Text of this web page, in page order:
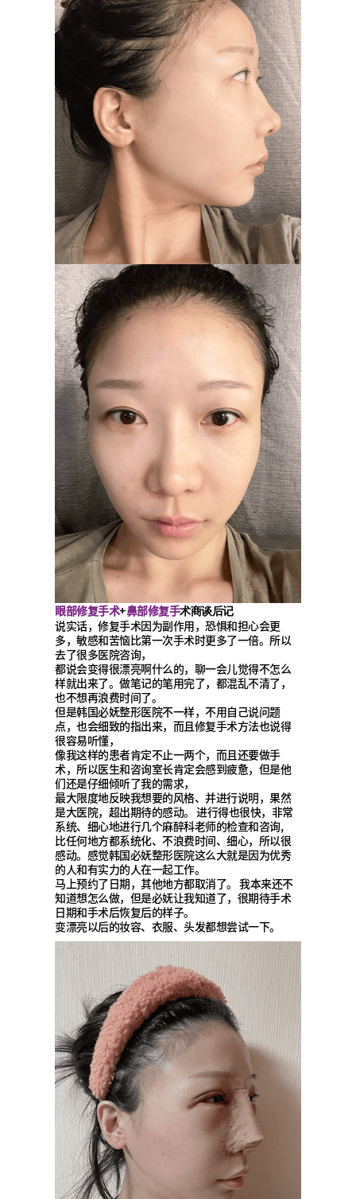
眼部修复手术+鼻部修复手术商谈后记
说实话，修复手术因为副作用，恐惧和担心会更
多，敏感和苦恼比第一次手术时更多了一倍。所以
去了很多医院咨询，
都说会变得很漂亮啊什么的，聊一会儿觉得不怎么
样就出来了。做笔记的笔用完了，都混乱不清了，
也不想再浪费时间了。
但是韩国必妩整形医院不一样，不用自己说问题
点，也会细致的指出来，而且修复手术方法也说得
很容易听懂，
像我这样的患者肯定不止一两个，而且还要做手
术，所以医生和咨询室长肯定会感到疲惫，但是他
们还是仔细倾听了我的需求，
最大限度地反映我想要的风格、并进行说明，果然
是大医院，超出期待的感动。 进行得也很快，非常
系统、细心地进行几个麻醉科老师的检查和咨询,
比任何地方都系统化、不浪费时间、细心，所以很
感动。感觉韩国必妩整形医院这么大就是因为优秀
的人和有实力的人在一起工作。
马上预约了日期，其他地方都取消了。 我本来还不
知道想怎么做，但是必妩让我知道了，很期待手术
日期和手术后恢复后的样子。
变漂亮以后的妆容、衣服、头发都想尝试一下。